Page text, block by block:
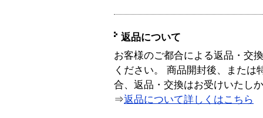
返品について
お客様のご都合による返品・交
ください。 商品開封後、または
合、返品・交換はお受けいたし
⇒返品について詳しくはこちら